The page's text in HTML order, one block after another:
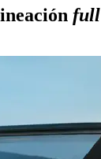
full